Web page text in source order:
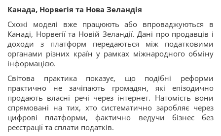
Канада, Норвегія та Нова Зеландія
Схожі моделі вже працюють або впроваджуються в
Канаді, Норвегії та Новій Зеландії. Дані про продавців і
доходи з платформ передаються між податковими
органами різних країн у рамках міжнародного обміну
інформацією.
Світова практика показує, що подібні реформи
практично не зачіпають громадян, які епізодично
продають власні речі через інтернет. Натомість вони
спрямовані на тих, хто систематично заробляє через
цифрові платформи, фактично ведучи бізнес без
реєстрації та сплати податків.